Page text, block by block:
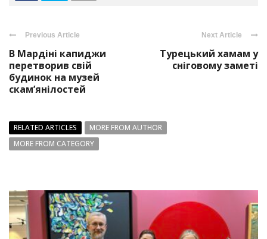
Previous Article
В Мардіні капиджи
перетворив свій
будинок на музей
скам’янілостей
Next Article
Турецький хамам у
сніговому заметі
RELATED ARTICLES
MORE FROM AUTHOR
MORE FROM CATEGORY